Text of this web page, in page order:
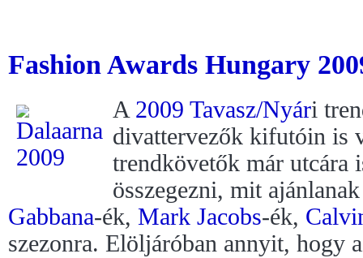
Fashion Awards Hungary
A 2009 Tavasz/Nyári
divattervezők kifutóin is
trendkövetők már utcára
összegezni, mit
Gabbana-ék, Mark Jacobs-ék,
szezonra. Elöljáróban annyit, hogy